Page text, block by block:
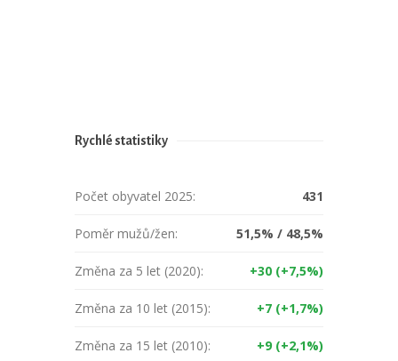
Rychlé statistiky
Počet obyvatel 2025: 431
Poměr mužů/žen: 51,5% / 48,5%
Změna za 5 let (2020): +30 (+7,5%)
Změna za 10 let (2015): +7 (+1,7%)
Změna za 15 let (2010): +9 (+2,1%)